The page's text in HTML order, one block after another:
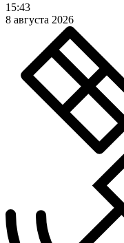
15:43
8 августа 2026